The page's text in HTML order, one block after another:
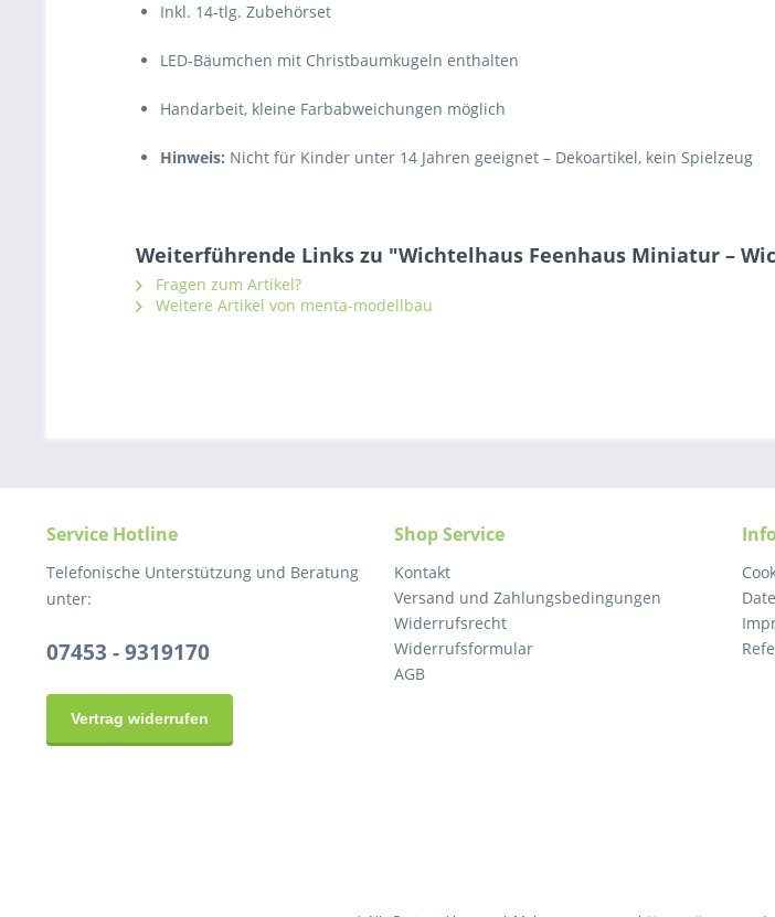
Inkl. 14-tlg. Zubehörset
LED-Bäumchen mit Christbaumkugeln enthalten
Handarbeit, kleine Farbabweichungen möglich
Hinweis: Nicht für Kinder unter 14 Jahren geeignet – Dekoartikel, kein Spielzeug
Weiterführende Links zu "Wichtelhaus Feenhaus Miniatur –
Fragen zum Artikel?
Weitere Artikel von menta-modellbau
Service Hotline
Telefonische Unterstützung und Beratung
unter:
07453 - 9319170
Vertrag widerrufen
Shop Service
Kontakt
Versand und Zahlungsbedingungen
Widerrufsrecht
Widerrufsformular
AGB